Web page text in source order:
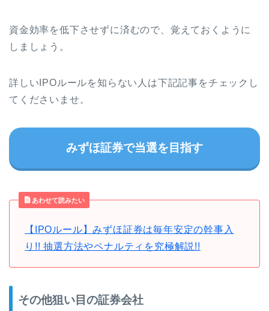
資金効率を低下させずに済むので、覚えておくように
しましょう。
詳しいIPOルールを知らない人は下記記事をチェックし
てくださいませ。
みずほ証券で当選を目指す
あわせて読みたい
【IPOルール】みずほ証券は毎年安定の幹事入
り!! 抽選方法やペナルティを究極解説!!
その他狙い目の証券会社